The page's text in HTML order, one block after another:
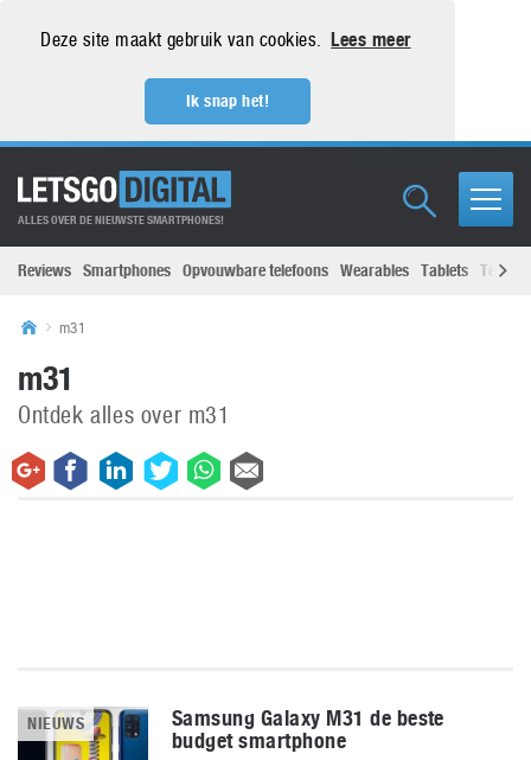
Deze site maakt gebruik van cookies. Lees meer
Ik snap het!
ALLES OVER DE NIEUWSTE SMARTPHONES!
Reviews Smartphones Opvouwbare telefoons Wearables Tablets
m31
m31
Ontdek alles over m31
NIEUWS
Samsung Galaxy M31 de beste
budget smartphone